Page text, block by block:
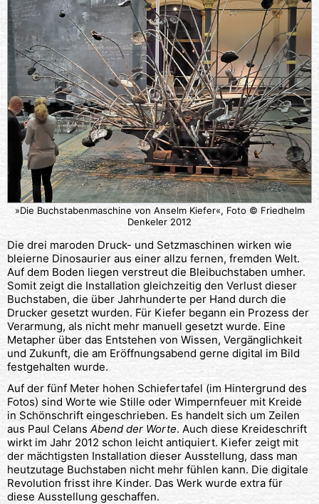
»Die Buchstabenmaschine von Anselm Kiefer«, Foto © Friedhelm
Denkeler 2012
Die drei maroden Druck- und Setzmaschinen wirken wie
bleierne Dinosaurier aus einer allzu fernen, fremden Welt.
Auf dem Boden liegen verstreut die Bleibuchstaben umher.
Somit zeigt die Installation gleichzeitig den Verlust dieser
Buchstaben, die über Jahrhunderte per Hand durch die
Drucker gesetzt wurden. Für Kiefer begann ein Prozess der
Verarmung, als nicht mehr manuell gesetzt wurde. Eine
Metapher über das Entstehen von Wissen, Vergänglichkeit
und Zukunft, die am Eröffnungsabend gerne digital im Bild
festgehalten wurde.
Auf der fünf Meter hohen Schiefertafel (im Hintergrund des
Fotos) sind Worte wie Stille oder Wimpernfeuer mit Kreide
in Schönschrift eingeschrieben. Es handelt sich um Zeilen
aus Paul Celans Abend der Worte. Auch diese Kreideschrift
wirkt im Jahr 2012 schon leicht antiquiert. Kiefer zeigt mit
der mächtigsten Installation dieser Ausstellung, dass man
heutzutage Buchstaben nicht mehr fühlen kann. Die digitale
Revolution frisst ihre Kinder. Das Werk wurde extra für
diese Ausstellung geschaffen.